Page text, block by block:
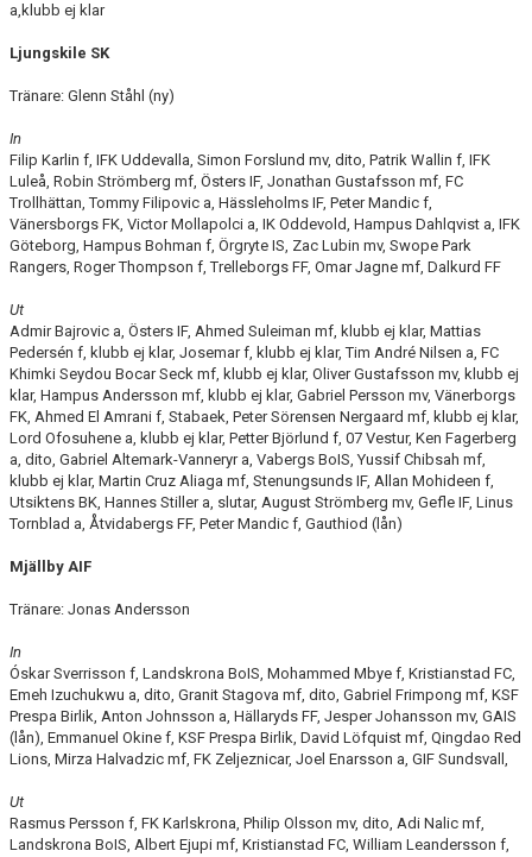
a,klubb ej klar
Ljungskile SK
Tränare: Glenn Ståhl (ny)
In
Filip Karlin f, IFK Uddevalla, Simon Forslund mv, dito, Patrik Wallin f, IFK
Luleå, Robin Strömberg mf, Östers IF, Jonathan Gustafsson mf, FC
Trollhättan, Tommy Filipovic a, Hässleholms IF, Peter Mandic f,
Vänersborgs FK, Victor Mollapolci a, IK Oddevold, Hampus Dahlqvist a, IFK
Göteborg, Hampus Bohman f, Örgryte IS, Zac Lubin mv, Swope Park
Rangers, Roger Thompson f, Trelleborgs FF, Omar Jagne mf, Dalkurd FF
Ut
Admir Bajrovic a, Östers IF, Ahmed Suleiman mf, klubb ej klar, Mattias
Pedersén f, klubb ej klar, Josemar f, klubb ej klar, Tim André Nilsen a, FC
Khimki Seydou Bocar Seck mf, klubb ej klar, Oliver Gustafsson mv, klubb ej
klar, Hampus Andersson mf, klubb ej klar, Gabriel Persson mv, Vänerborgs
FK, Ahmed El Amrani f, Stabaek, Peter Sörensen Nergaard mf, klubb ej klar,
Lord Ofosuhene a, klubb ej klar, Petter Björlund f, 07 Vestur, Ken Fagerberg
a, dito, Gabriel Altemark-Vanneryr a, Vabergs BoIS, Yussif Chibsah mf,
klubb ej klar, Martin Cruz Aliaga mf, Stenungsunds IF, Allan Mohideen f,
Utsiktens BK, Hannes Stiller a, slutar, August Strömberg mv, Gefle IF, Linus
Tornblad a, Åtvidabergs FF, Peter Mandic f, Gauthiod (lån)
Mjällby AIF
Tränare: Jonas Andersson
In
Óskar Sverrisson f, Landskrona BoIS, Mohammed Mbye f, Kristianstad FC,
Emeh Izuchukwu a, dito, Granit Stagova mf, dito, Gabriel Frimpong mf, KSF
Prespa Birlik, Anton Johnsson a, Hällaryds FF, Jesper Johansson mv, GAIS
(lån), Emmanuel Okine f, KSF Prespa Birlik, David Löfquist mf, Qingdao Red
Lions, Mirza Halvadzic mf, FK Zeljeznicar, Joel Enarsson a, GIF Sundsvall,
Ut
Rasmus Persson f, FK Karlskrona, Philip Olsson mv, dito, Adi Nalic mf,
Landskrona BoIS, Albert Ejupi mf, Kristianstad FC, William Leandersson f,